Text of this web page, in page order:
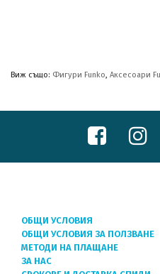
Виж също: Фигури Funko, Аксесоари
ОБЩИ УСЛОВИЯ
ОБЩИ УСЛОВИЯ ЗА ПОЛЗВАНЕ
МЕТОДИ НА ПЛАЩАНЕ
ЗА НАС